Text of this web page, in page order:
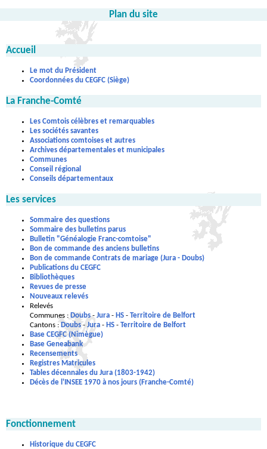
Plan du site
Accueil
Le mot du Président
Coordonnées du CEGFC (Siège)
La Franche-Comté
Les Comtois célèbres et remarquables
Les sociétés savantes
Associations comtoises et autres
Archives départementales et municipales
Communes
Conseil régional
Conseils départementaux
Les services
Sommaire des questions
Sommaire des bulletins parus
Bulletin "Généalogie Franc-comtoise"
Bon de commande des anciens bulletins
Bon de commande Contrats de mariage (Jura - Doubs)
Publications du CEGFC
Bibliothèques
Revues de presse
Nouveaux relevés
Relevés
Communes :Doubs- Jura - HS - Territoire de Belfort
Cantons : Doubs- Jura - HS - Territoire de Belfort
Base CEGFC (Nimègue)
Base Geneabank
Recensements
Registres Matricules
Tables décennales du Jura (1803-1942)
Décès de l'INSEE 1970 à nos jours (Franche-Comté)
Fonctionnement
Historique du CEGFC